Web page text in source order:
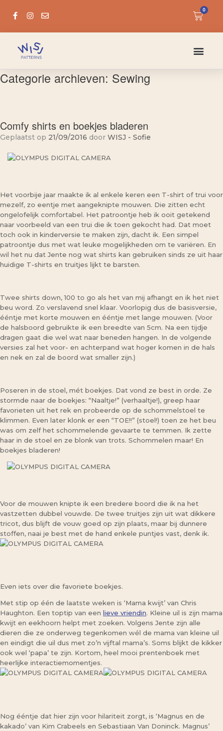
0
Categorie archieven: Sewing
Comfy shirts en boekjes bladeren
Geplaatst op 21/09/2016 door WISJ - Sofie
Het voorbije jaar maakte ik al enkele keren een T-shirt of trui voor
mezelf, zo eentje met aangeknipte mouwen. Die zitten echt
ongelofelijk comfortabel. Het patroontje heb ik ooit getekend
naar voorbeeld van een trui die ik toen gekocht had. Dat moet
toch ook in kinderversie te maken zijn, dacht ik. Een simpel
patroontje dus met wat leuke mogelijkheden om te variëren. En
wil het nu dat Jente nog wat shirts kan gebruiken sinds ze uit haar
huidige T-shirts en truitjes lijkt te barsten.
Twee shirts down, 100 to go als het van mij afhangt en ik het niet
beu word. Zo verslavend snel klaar. Voorlopig dus de basisversie,
ééntje met korte mouwen en ééntje met lange mouwen. (Voor
de halsboord gebruikte ik een breedte van 5cm. Na een tijdje
dragen gaat die wel wat naar beneden hangen. In de volgende
versies zal het voor- en achterpand wat hoger komen in de hals
en nek en zal de boord wat smaller zijn.)
Poseren in de stoel, mét boekjes. Dat vond ze best in orde. Ze
stormde naar de boekjes: “Naaltje!” (verhaaltje!), greep haar
favorieten uit het rek en probeerde op de schommelstoel te
klimmen. Even later klonk er een “TOE!!” (stoel!) toen ze het beu
was om zelf het schommelende gevaarte te temmen. Ik zette
haar in de stoel en ze blonk van trots. Schommelen maar! En
boekjes bladeren!
Voor de mouwen knipte ik een bredere boord die ik na het
vastzetten dubbel vouwde. De twee truitjes zijn uit wat dikkere
tricot, dus blijft de vouw goed op zijn plaats, maar bij dunnere
stoffen, naai je best met de hand enkele puntjes vast, denk ik.
Even iets over die favoriete boekjes.
Met stip op één de laatste weken is ‘Mama kwijt’ van Chris
Haughton. Een toptip van een lieve vriendin. Kleine uil is zijn mama
kwijt en eekhoorn helpt met zoeken. Volgens Jente zijn alle
dieren die ze onderweg tegenkomen wél de mama van kleine uil
en eindigt die uil dus met zo’n vijftal mama’s. Soms blijkt de kikker
ook wel ‘papa’ te zijn. Kortom, heel mooi prentenboek met
heerlijke interactiemomentjes.
Nog ééntje dat hier zijn voor hilariteit zorgt, is ‘Magnus en de
kakado’ van Kim Crabeels en Sebastiaan Van Doninck. Magnus’